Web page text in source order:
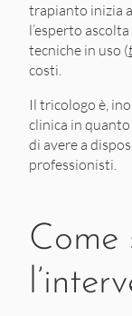
trapianto inizia
l’esperto
tecniche in uso (
costi.
Il tricologo è,
clinica in
di avere a
professionisti.
Come